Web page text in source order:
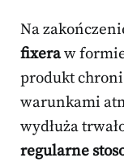
Na
fixeraw
produkt
warunkami
wydłuża
regularne